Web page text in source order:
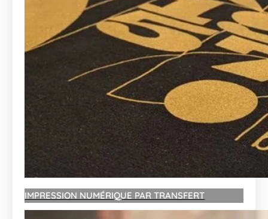
IMPRESSION NUMÉRIQUE PAR TRANSFERT